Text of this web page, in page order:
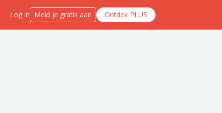
Log in Meld je gratis aan Ontdek PLUS